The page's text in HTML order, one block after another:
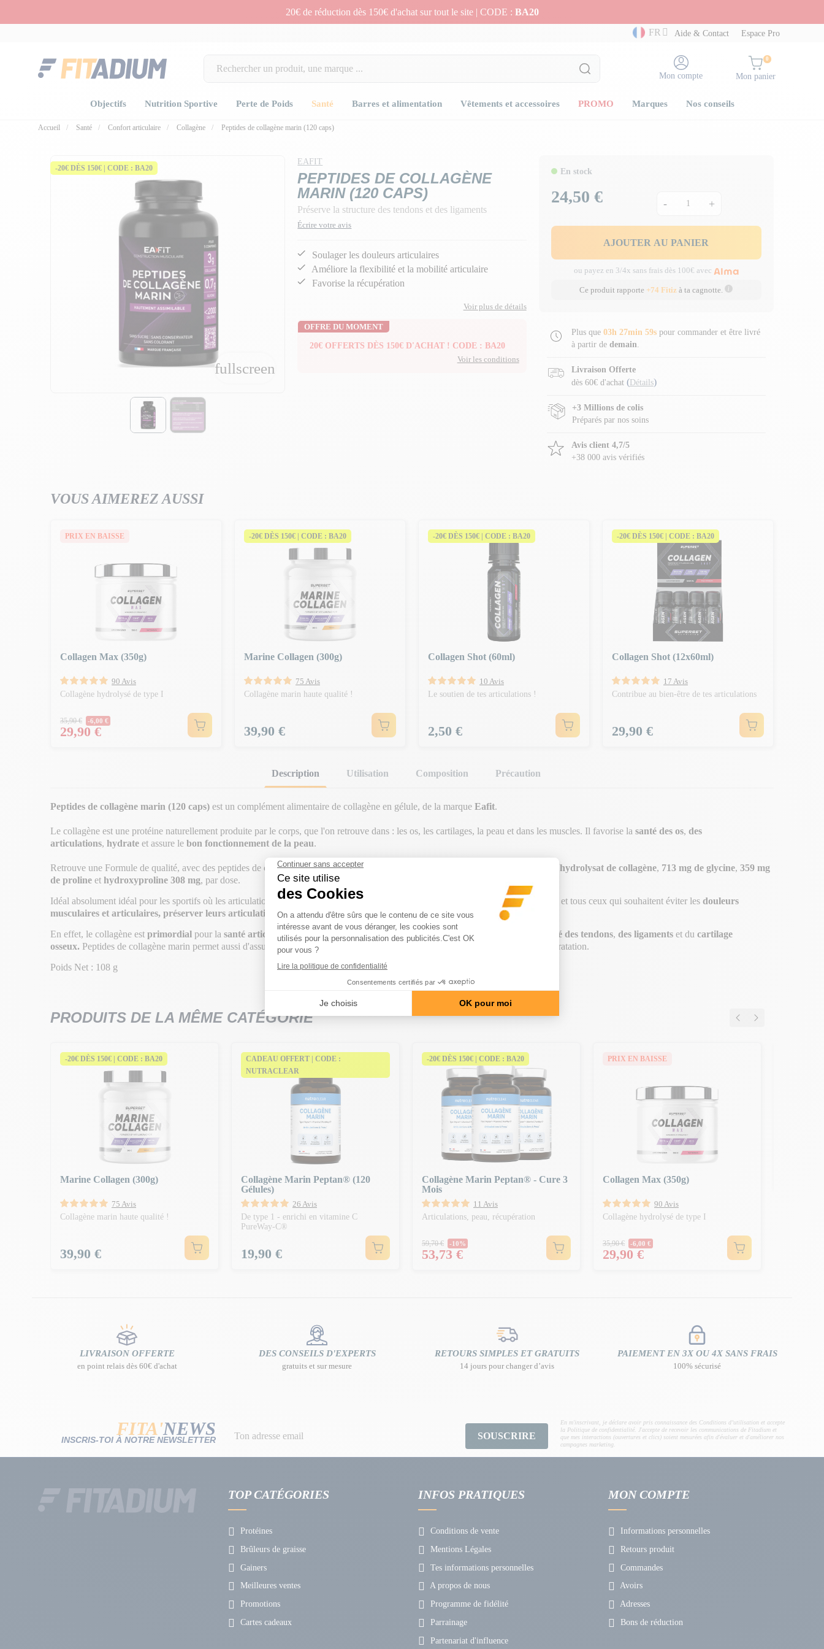
20€ de réduction dès 150€ d'achat sur tout le site | CODE : BA20
FR
Aide & Contact Espace Pro
Mon compte
0
Mon panier
Objectifs Nutrition Sportive Perte de Poids Santé Barres et alimentation Vêtements et accessoires PROMO Marques Nos conseils
Accueil Santé Confort articulaire Collagène Peptides de collagène marin (120 caps)
-20€ DÈS 150€ | CODE : BA20
fullscreen
fullscreen
EAFIT
PEPTIDES DE COLLAGÈNE
MARIN (120 CAPS)
Préserve la structure des tendons et des ligaments
Écrire votre avis
Soulager les douleurs articulaires
Améliore la flexibilité et la mobilité articulaire
Favorise la récupération
Voir plus de détails
OFFRE DU MOMENT
20€ OFFERTS DÈS 150€ D'ACHAT ! CODE : BA20
Voir les conditions
En stock
Prix
24,50 € - +
AJOUTER AU PANIER
ou payez en 3/4x sans frais dès 100€ avec
Ce produit rapporte +74 Fitiz à ta cagnotte.
Plus que 03h 27min 58spour commander et être livré
à partir de demain.
Livraison Offerte
dès 60€ d'achat ( Détails)
+3 Millions de colis
Préparés par nos soins
Avis client 4,7/5
+38 000 avis vérifiés
VOUS AIMEREZ AUSSI
PRIX EN BAISSE
Collagen Max (350g)
90 Avis
Collagène hydrolysé de type I
Prix Normal
35,90 € -6,00 €
Prix
29,90 €
-20€ DÈS 150€ | CODE : BA20
Marine Collagen (300g)
75 Avis
Collagène marin haute qualité !
Prix
39,90 €
-20€ DÈS 150€ | CODE : BA20
Collagen Shot (60ml)
10 Avis
Le soutien de tes articulations !
Prix
2,50 €
-20€ DÈS 150€ | CODE : BA20
Collagen Shot (12x60ml)
17 Avis
Contribue au bien-être de tes articulations
Prix
29,90 €
Description Utilisation Composition Précaution
Peptides de collagène marin (120 caps) est un complément alimentaire de collagène en gélule, de la marque Eafit.
Le collagène est une protéine naturellement produite par le corps, que l'on retrouve dans : les os, les cartilages, la peau et dans les muscles. Il favorise la santé des os, des
articulations, hydrate et assure le bon fonctionnement de la peau.
Retrouve une Formule de qualité, avec des peptides de collagène à haute assimilation. Ce complément est composé de 3 000 mg de'hydrolysat de collagène, 713 mg de glycine, 359 mg
de proline et hydroxyproline 308 mg, par dose.
Idéal absolument idéal pour les sportifs où les articulations sont souvent sollicités comme le crossfit, musculation, haltérophilie, etc... et tous ceux qui souhaitent éviter les douleurs
musculaires et articulaires, préserver leurs articulations et lutter contre le vieillissement de la peau.
En effet, le collagène est primordial pour la santé articulaire car il est un des acteurs principaux de lasolidité des os de l’élasticité des tendons, des ligaments et du cartilage
osseux. Peptides de collagène marin permet aussi d'assurer un bon fonctionnement de la peau et
et son hydratation.
Poids Net : 108 g
PRODUITS DE LA MÊME CATÉGORIE
-20€ DÈS 150€ | CODE : BA20
Marine Collagen (300g)
75 Avis
Collagène marin haute qualité !
Prix
39,90 €
CADEAU OFFERT | CODE :
NUTRACLEAR
Collagène Marin Peptan® (120
Gélules)
26 Avis
De type 1 - enrichi en vitamine C
PureWay-C®
Prix
19,90 €
-20€ DÈS 150€ | CODE : BA20
Collagène Marin Peptan® - Cure 3
Mois
11 Avis
Articulations, peau, récupération
Prix Normal
59,70 € -10%
Prix
53,73 €
PRIX EN BAISSE
Collagen Max (350g)
90 Avis
Collagène hydrolysé de type I
Prix Normal
35,90 € -6,00 €
Prix
29,90 €
LIVRAISON OFFERTE
en point relais dès 60€ d'achat
DES CONSEILS D'EXPERTS
gratuits et sur mesure
RETOURS SIMPLES ET GRATUITS
14 jours pour changer d’avis
PAIEMENT EN 3X OU 4X SANS FRAIS
100% sécurisé
FITA'NEWS
INSCRIS-TOI À NOTRE NEWSLETTER SOUSCRIRE
En m'inscrivant, je déclare avoir pris connaissance des Conditions d’utilisation et accepte
la Politique de confidentialité. J'accepte de recevoir les communications de Fitadium et
que mes interactions (ouvertures et clics) soient mesurées afin d'évaluer et d'améliorer nos
campagnes marketing.
TOP CATÉGORIES
Protéines
Brûleurs de graisse
Gainers
Meilleures ventes
Promotions
Cartes cadeaux
INFOS PRATIQUES
Conditions de vente
Mentions Légales
Tes informations personnelles
A propos de nous
Programme de fidélité
Parrainage
Partenariat d'influence
MON COMPTE
Informations personnelles
Retours produit
Commandes
Avoirs
Adresses
Bons de réduction